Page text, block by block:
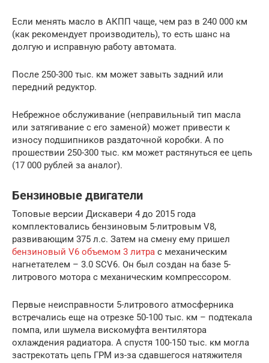
Если менять масло в АКПП чаще, чем раз в 240 000 км
(как рекомендует производитель), то есть шанс на
долгую и исправную работу автомата.
После 250-300 тыс. км может завыть задний или
передний редуктор.
Небрежное обслуживание (неправильный тип масла
или затягивание с его заменой) может привести к
износу подшипников раздаточной коробки. А по
прошествии 250-300 тыс. км может растянуться ее цепь
(17 000 рублей за аналог).
Бензиновые двигатели
Топовые версии Дискавери 4 до 2015 года
комплектовались бензиновым 5-литровым V8,
развивающим 375 л.с. Затем на смену ему пришел
бензиновый V6 объемом 3 литра с механическим
нагнетателем – 3.0 SCV6. Он был создан на базе 5-
литрового мотора с механическим компрессором.
Первые неисправности 5-литрового атмосферника
встречались еще на отрезке 50-100 тыс. км – подтекала
помпа, или шумела вискомуфта вентилятора
охлаждения радиатора. А спустя 100-150 тыс. км могла
застрекотать цепь ГРМ из-за сдавшегося натяжителя